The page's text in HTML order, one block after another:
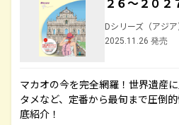
Dシリーズ（アジ
2025.11.26 発売
マカオの今を完全網羅！世界遺産
タメなど、定番から最旬まで圧倒
底紹介！